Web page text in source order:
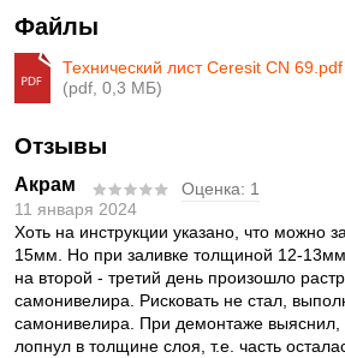
Файлы
Технический лист Ceresit CN 69.pdf
(pdf, 0,3 МБ)
Отзывы
Акрам Оценка: 1
11 января 2024
Хоть на инструкции указано, что можно
15мм. Но при заливке толщиной 12-
на второй - третий день произошло
самонивелира. Рисковать не стал,
самонивелира. При демонтаже выяснил,
лопнул в толщине слоя, т.е. часть